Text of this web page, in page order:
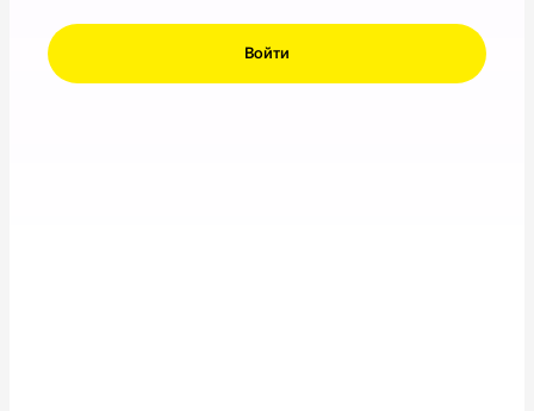
Войти